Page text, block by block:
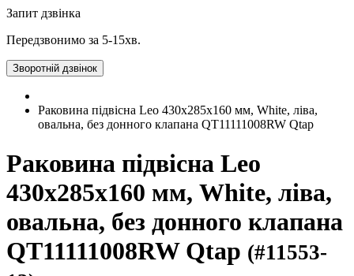
Запит дзвінка
Передзвонимо за 5-15хв.
Зворотній дзвінок
Раковина підвісна Leo 430x285x160 мм, White, ліва,
овальна, без донного клапана QT11111008RW Qtap
Раковина підвісна Leo
430x285x160 мм, White, ліва,
овальна, без донного клапана
QT11111008RW Qtap (#11553-